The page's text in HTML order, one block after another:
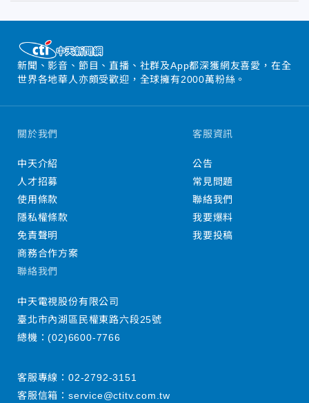
新聞、影音、節目、直播、社群及App都深獲網友喜愛，在全
世界各地華人亦頗受歡迎，全球擁有2000萬粉絲。
關於我們
中天介紹
人才招募
使用條款
隱私權條款
免責聲明
商務合作方案
客服資訊
公告
常見問題
聯絡我們
我要爆料
我要投稿
聯絡我們
中天電視股份有限公司
臺北市內湖區民權東路六段25號
總機：(02)6600-7766
客服專線： 02-2792-3151
客服信箱： service@ctitv.com.tw